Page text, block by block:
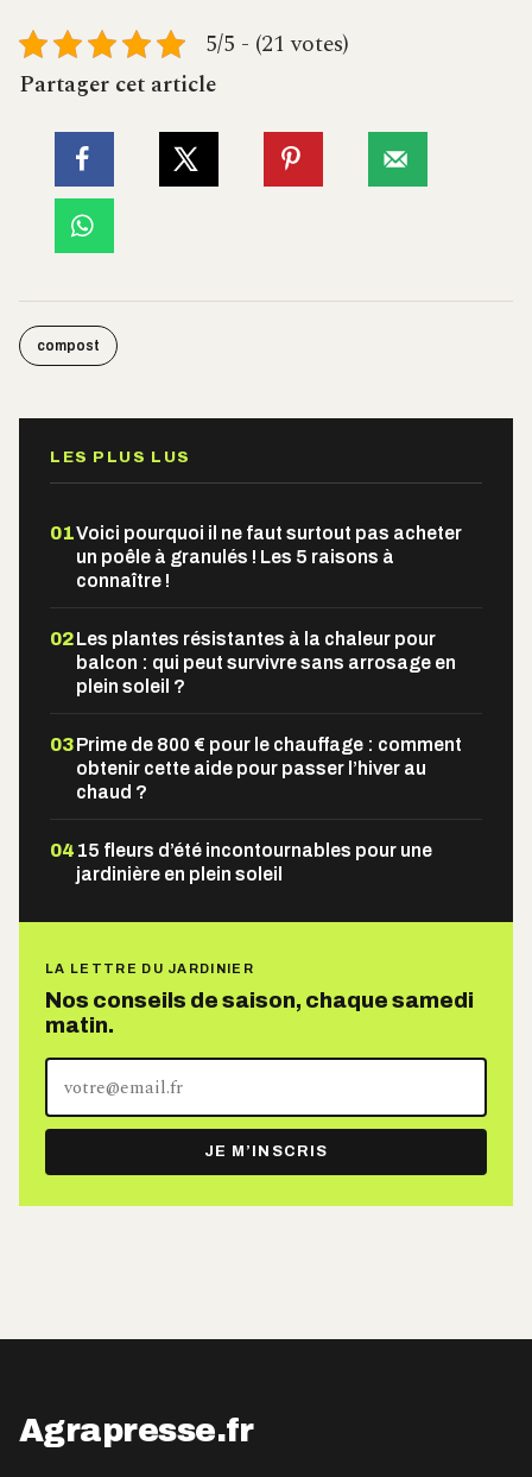
5/5 - (21 votes)
Partager cet article
compost
LES PLUS LUS
01Voici pourquoi il ne faut surtout pas acheter
un poêle à granulés ! Les 5 raisons à
connaître !
02Les plantes résistantes à la chaleur pour
balcon : qui peut survivre sans arrosage en
plein soleil ?
03Prime de 800 € pour le chauffage : comment
obtenir cette aide pour passer l’hiver au
chaud ?
04 15 fleurs d’été incontournables pour une
jardinière en plein soleil
LA LETTRE DU JARDINIER
Nos conseils de saison, chaque samedi
matin.
adresse
e-
mail
JE M’INSCRIS
Agrapresse.fr